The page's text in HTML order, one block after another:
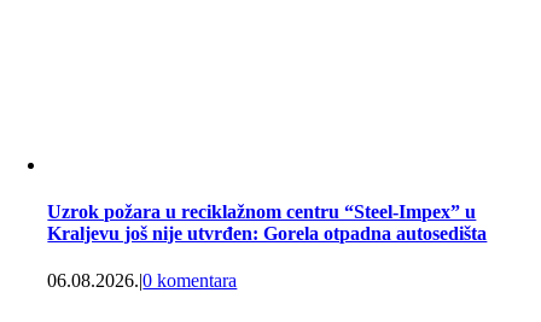
Uzrok požara u reciklažnom centru “Steel-Impex” u
Kraljevu još nije utvrđen: Gorela otpadna autosedišta
06.08.2026.|0 komentara